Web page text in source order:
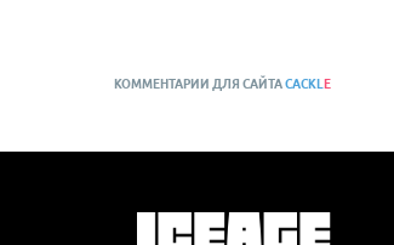
КОММЕНТАРИИ ДЛЯ САЙТАCACKL E